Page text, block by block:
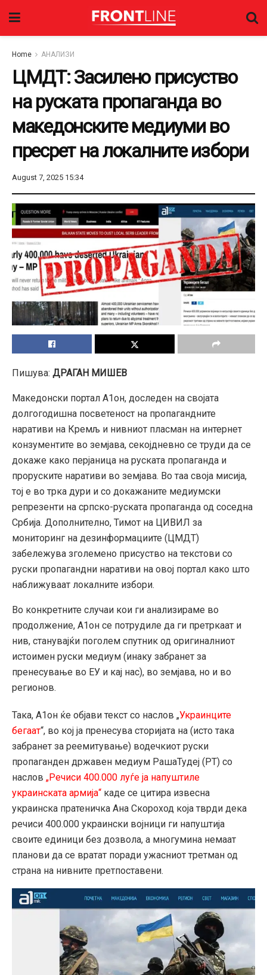
Home АНАЛИЗИ
ЦМДТ: Засилено присуство
на руската пропаганда во
македонските медиуми во
пресрет на локалните избори
August 7, 2025 15:34
Пишува: ДРАГАН МИШЕВ
Македонски портал А1он, доследен на својата
долгогодишна посветеност на пропагандните
наративи на Кремљ и нивниот пласман на интернет
конзументите во земјава, секојдневно се труди да се
докаже како перјаница на руската пропаганда и
проруските наративи во земјава. Во таа своја мисија,
тој е во трка дури и со докажаните медиумски
репрезенти на српско-руската пропаганда од соседна
Србија. Дополнително, Тимот на ЦИВИЛ за
мониторинг на дезинформациите (ЦМДТ)
забележува зголемено присуство на текстови со
руски пропагандни наративи на овој портал како што
наближуваат локалните избори.
Во конкретните случаи кои ги анализираме во
продолжение, А1он се потрудиле да ги претркаат и
нив, станувајќи поголем спутник од оригиналниот
истоимен руски медиум (инаку забранет за
пренесување во ЕУ и кај нас), во земјава, но и во
регионов.
Така, А1он ќе објави текст со наслов „Украинците
бегаат“, во кој ја пренесува сторијата на (исто така
забранет за реемитување) водечкиот руски
пропаганден државен медиум РашаТудеј (РТ) со
наслов „Речиси 400.000 луѓе ја напуштиле
украинската армија“ каде се цитира извесна
украинска пратеничка Ана Скороход која тврди дека
речиси 400.000 украински војници ги напуштија
своите единици без дозвола, а многумина немаат
планови да се вратат поради ужасниот третман од
страна на нивните претпоставени.